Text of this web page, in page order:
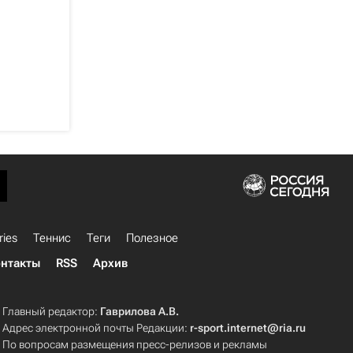
Теннис Теги
Полезное
RSS Архив
Главный редактор: Гаврилова А.В.
Адрес электронной почты Редакции: r-sport.internet@ria.ru
По вопросам размещения пресс-релизов и рекламы